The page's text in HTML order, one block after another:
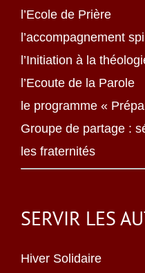
l’Ecole de Prière
l’accompagnement
l’Initiation à la
l’Ecoute de la Parole
le programme «
Groupe de partage :
les fraternités
SERVIR LES
Hiver Solidaire